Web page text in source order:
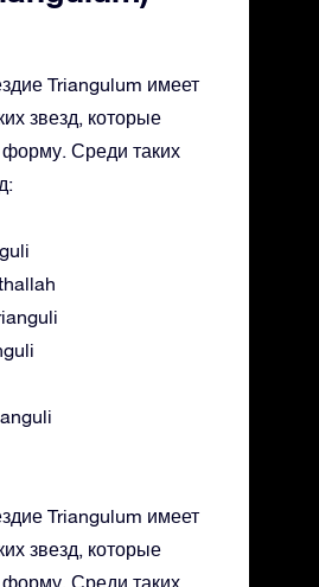
Triangulum имеет
звезд, которые
форму. Среди таких
Triangulum имеет
звезд, которые
форму. Среди таких